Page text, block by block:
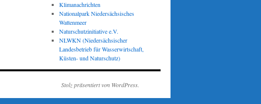
Klimanachrichten
Nationalpark Niedersächsisches
Wattenmeer
Naturschutzinitiative e.V.
NLWKN (Niedersächsischer
Landesbetrieb für Wasserwirtschaft,
Küsten- und Naturschutz)
Stolz präsentiert von WordPress.